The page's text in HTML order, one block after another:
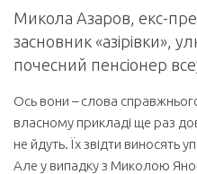
Микола Азаров, екс-
засновник «азірівки»,
почесний пенсіонер
Ось вони – слова
власному прикладі ще раз
не йдуть. Їх звідти виносять
Але у випадку з Миколою